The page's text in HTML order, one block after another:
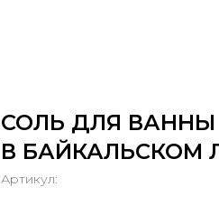
СОЛЬ ДЛЯ ВАННЫ
В БАЙКАЛЬСКОМ
Артикул: